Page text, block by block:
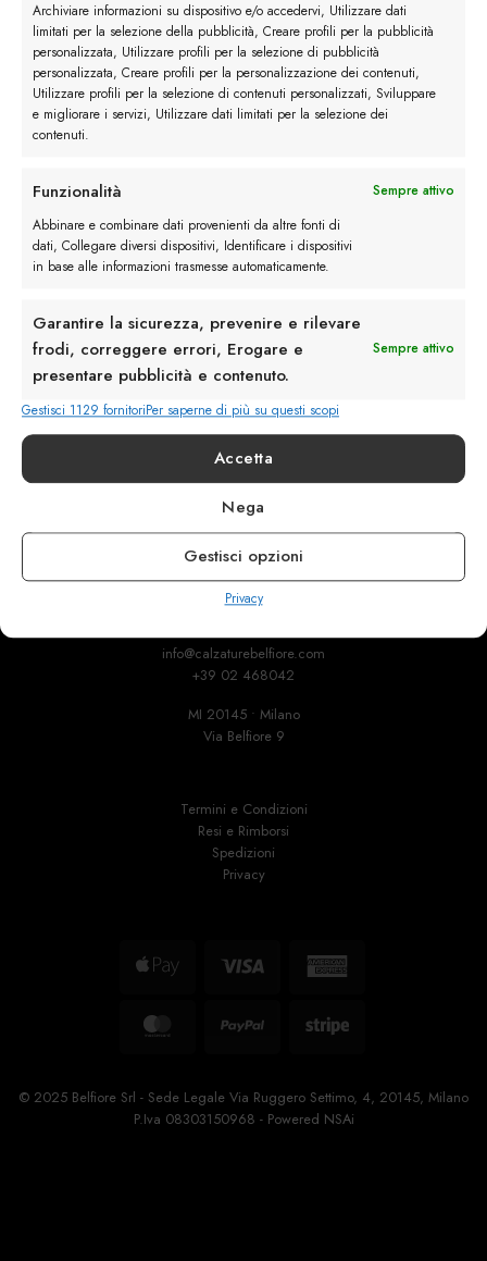
Archiviare informazioni su dispositivo e/o accedervi, Utilizzare dati
limitati per la selezione della pubblicità, Creare profili per la pubblicità
personalizzata, Utilizzare profili per la selezione di pubblicità
personalizzata, Creare profili per la personalizzazione dei contenuti,
Utilizzare profili per la selezione di contenuti personalizzati, Sviluppare
e migliorare i servizi, Utilizzare dati limitati per la selezione dei
contenuti.
Funzionalità
Sempre attivo
Abbinare e combinare dati provenienti da altre fonti di
dati, Collegare diversi dispositivi, Identificare i dispositivi
in base alle informazioni trasmesse automaticamente.
Garantire la sicurezza, prevenire e rilevare
frodi, correggere errori, Erogare e
presentare pubblicità e contenuto.
Sempre attivo
Gestisci 1129 fornitoriPer saperne di più su questi scopi
Accetta
Nega
Gestisci opzioni
Privacy
Descrizione
Maggiori dettagli
Rimani in contatto con noi
Servizio Clienti
info@calzaturebelfiore.com
+39 02 468042
MI 20145 • Milano
Via Belfiore 9
Termini e Condizioni
Resi e Rimborsi
Spedizioni
Privacy
Apple
Visa
American
MasterCardPayPal Stripe
© 2025 Belfiore Srl - Sede Legale Via Ruggero Settimo, 4, 20145, Milano
P.Iva 08303150968 - Powered NSAi